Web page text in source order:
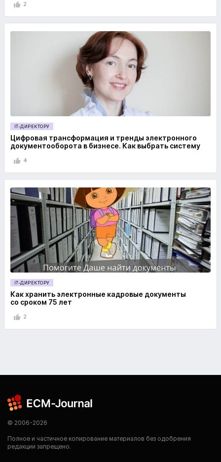
2
IT-ДИРЕКТОРУ
Цифровая трансформация и тренды электронного
документооборота в бизнесе. Как выбрать систему
4
IT-ДИРЕКТОРУ
Как хранить электронные кадровые документы
со сроком 75 лет
2
© 2006-2026
Полное и частичное копирование материалов без одобрения
редакции запрещено.